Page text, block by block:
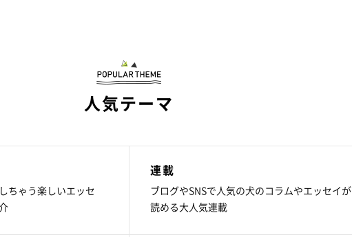
人気テーマ
ちゃう楽しいエッセ
連載
ブログやSNSで人気の犬のコラムやエッセイが
読める大人気連載